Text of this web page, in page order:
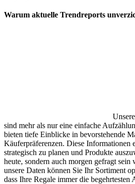
Warum aktuelle Trendreports
sind mehr als nur eine einfache
bieten tiefe Einblicke in bevorstehende
Käuferpräferenzen. Diese Informationen
strategisch zu planen und Produkte
heute, sondern auch morgen gefragt
unsere Daten können Sie Ihr Sortiment
dass Ihre Regale immer die begehrtesten